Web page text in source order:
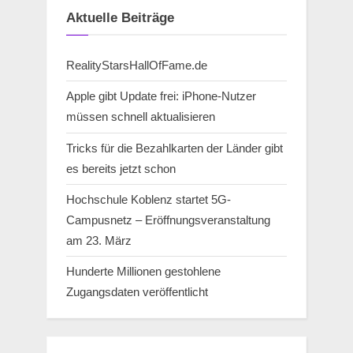
Aktuelle Beiträge
RealityStarsHallOfFame.de
Apple gibt Update frei: iPhone-Nutzer
müssen schnell aktualisieren
Tricks für die Bezahlkarten der Länder gibt
es bereits jetzt schon
Hochschule Koblenz startet 5G-
Campusnetz – Eröffnungsveranstaltung
am 23. März
Hunderte Millionen gestohlene
Zugangsdaten veröffentlicht